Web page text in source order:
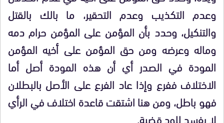
وعدم التكذيب وعدم التحقير، ما بالك بالقتل
والتنكيل، وحدد بأن المؤمن على المؤمن حرام دمه
وماله وعرضه ومن حق المؤمن على أخيه المؤمن
المودة في الصدر أي أن هذه المودة أصل أما
الاختلاف ففرع وإذا عاد الفرع على الأصل بالبطلان
فهو باطل، ومن هنا اشتقت قاعدة اختلاف في الرأي
لا يفسد للود قضية.